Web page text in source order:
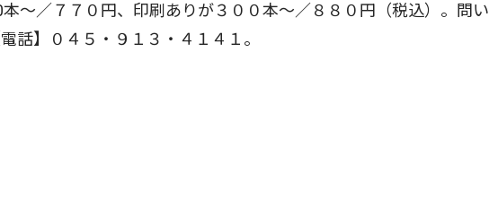
〜／７７０円、印刷ありが３００本〜／８８０円（税込）。問い
話】０４５・９１３・４１４１。